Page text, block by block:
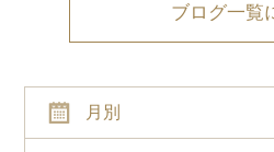
ブログ一覧
月別